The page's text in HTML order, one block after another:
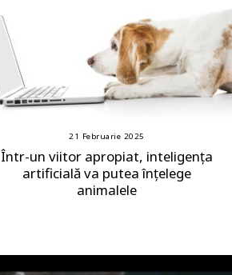
21 Februarie 2025
Într-un viitor apropiat, inteligența
artificială va putea înțelege
animalele